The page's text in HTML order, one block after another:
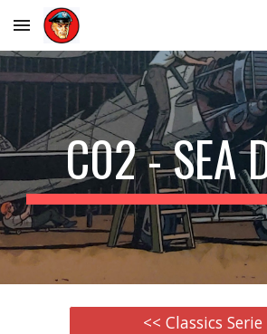
Skip to main content
C02 - SEA
<< Classics Serie